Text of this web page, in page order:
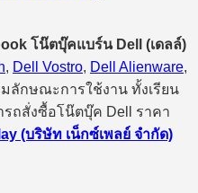
โน๊ตบุ๊คแบร์น Dell (เดลล์)
, Dell Vostro, Dell Alienware,
ลักษณะการใช้งาน ทั้งเรียน
รถสั่งซื้อโน๊ตบุ๊ค Dell ราคา
(บริษัท เน็กซ์เพลย์ จำกัด)